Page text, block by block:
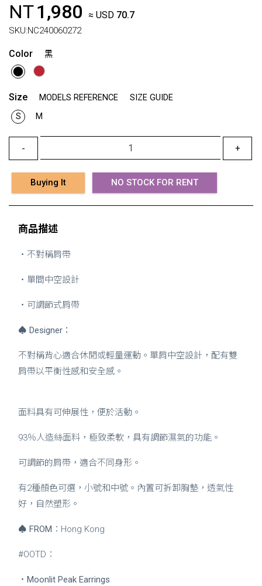
NT1,980 ≈ USD 70.7
SKU:NC240060272
Color 黑
Size MODELS REFERENCE
SIZE GUIDE
S
M
- +
Buying It NO STOCK FOR RENT
商品描述
・不對稱肩帶
・單間中空設計
・可調節式肩帶
♠ Designer：
不對稱背心適合休閒或輕量運動。單肩中空設計，配有雙
肩帶以平衡性感和安全感。
面料具有可伸展性，便於活動。
93％人造絲面料，極致柔軟，具有調節濕氣的功能。
可調節的肩帶，適合不同身形。
有2種顏色可選，小號和中號。內置可拆卸胸墊，透氣性
好，自然塑形。
♠ FROM ：Hong Kong
#OOTD：
・ Moonlit Peak Earrings